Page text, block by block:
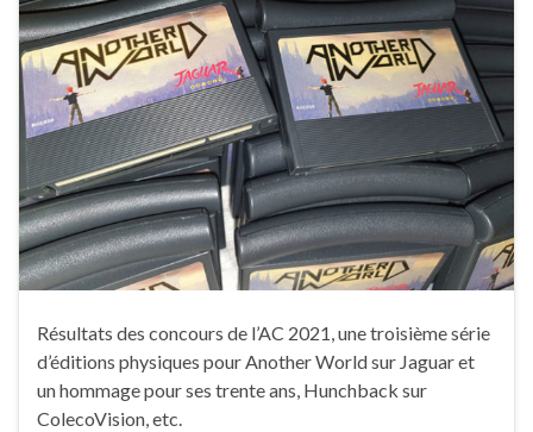
Résultats des concours de l’AC 2021, une troisième série
d’éditions physiques pour Another World sur Jaguar et
un hommage pour ses trente ans, Hunchback sur
ColecoVision, etc.